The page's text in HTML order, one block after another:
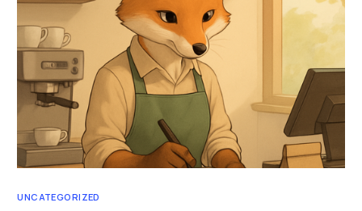
UNCATEGORIZED